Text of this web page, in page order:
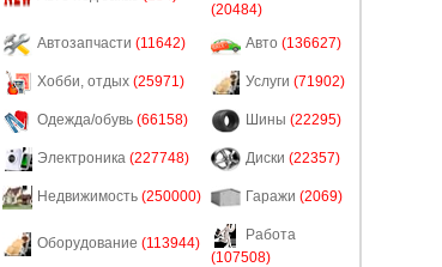
(20484)
Автозапчасти (11642) Авто (136627)
Хобби, отдых (25971) Услуги (71902)
Одежда/обувь (66158) Шины (22295)
Электроника (227748) Диски (22357)
Недвижимость (250000) Гаражи (2069)
Оборудование (113944)
Работа
(107508)